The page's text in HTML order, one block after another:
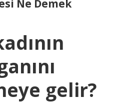
Ne Demek
gelir?